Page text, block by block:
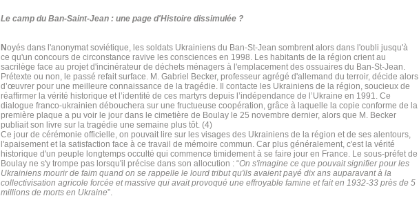
Le camp du Ban-Saint-Jean : une page d'Histoire dissimulée ?
Noyés dans l'anonymat soviétique, les soldats Ukrainiens du Ban-St-Jean sombrent alors dans l'oubli jusqu'à
ce qu'un concours de circonstance ravive les consciences en 1998. Les habitants de la région crient au
sacrilège face au projet d'incinérateur de déchets ménagers à l'emplacement des ossuaires du Ban-St-Jean.
Prétexte ou non, le passé refait surface. M. Gabriel Becker, professeur agrégé d'allemand du terroir, décide alors
d’œuvrer pour une meilleure connaissance de la tragédie. Il contacte les Ukrainiens de la région, soucieux de
réaffirmer la vérité historique et l’identité de ces martyrs depuis l’indépendance de l’Ukraine en 1991. Ce
dialogue franco-ukrainien débouchera sur une fructueuse coopération, grâce à laquelle la copie conforme de la
première plaque a pu voir le jour dans le cimetière de Boulay le 25 novembre dernier, alors que M. Becker
publiait son livre sur la tragédie une semaine plus tôt. (4)
Ce jour de cérémonie officielle, on pouvait lire sur les visages des Ukrainiens de la région et de ses alentours,
l'apaisement et la satisfaction face à ce travail de mémoire commun. Car plus généralement, c'est la vérité
historique d'un peuple longtemps occulté qui commence timidement à se faire jour en France. Le sous-préfet de
Boulay ne s'y trompe pas lorsqu'il précise dans son allocution : “On s'imagine ce que pouvait signifier pour les
Ukrainiens mourir de faim quand on se rappelle le lourd tribut qu'ils avaient payé dix ans auparavant à la
collectivisation agricole forcée et massive qui avait provoqué une effroyable famine et fait en 1932-33 près de 5
millions de morts en Ukraine”.